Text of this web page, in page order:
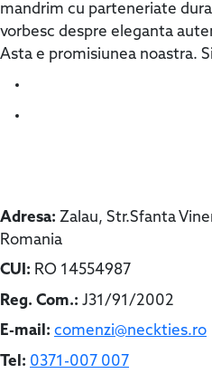
mandrim cu parteneriate
vorbesc despre eleganta
Asta e promisiunea noastra.
Adresa: Zalau, Str.Sfanta
Romania
CUI: RO 14554987
Reg. Com.: J31/91/2002
E-mail: comenzi@neckties.ro
Tel: 0371-007 007